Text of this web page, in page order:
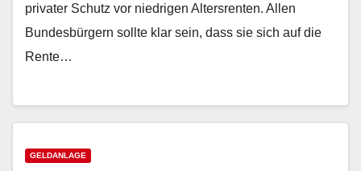
privater Schutz vor niedrigen Altersrenten. Allen
Bundesbürgern sollte klar sein, dass sie sich auf die
Rente…
GELDANLAGE